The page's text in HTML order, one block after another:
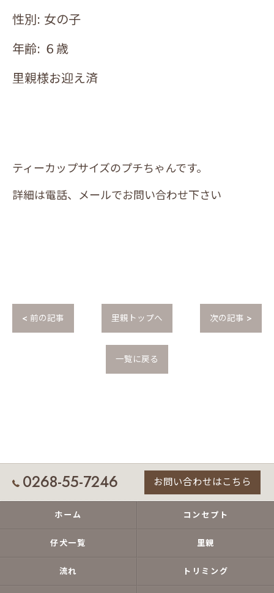
性別: 女の子
年齢: ６歳
里親様お迎え済
ティーカップサイズのプチちゃんです。
詳細は電話、メールでお問い合わせ下さい
< 前の記事 里親トップへ 次の記事 >
一覧に戻る
0268-55-7246 お問い合わせはこちら
ホーム コンセプト
仔犬一覧 里親
流れ トリミング